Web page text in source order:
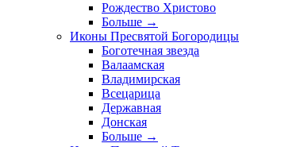
Рождество Христово
Больше →
Иконы Пресвятой Богородицы
Боготечная звезда
Валаамская
Владимирская
Всецарица
Державная
Донская
Больше →